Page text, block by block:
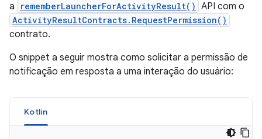
a
rememberLauncherForActivityResult() API com o
ActivityResultContracts.RequestPermission()
contrato.
O snippet a seguir mostra como solicitar a permissão de
notificação em resposta a uma interação do usuário:
Kotlin